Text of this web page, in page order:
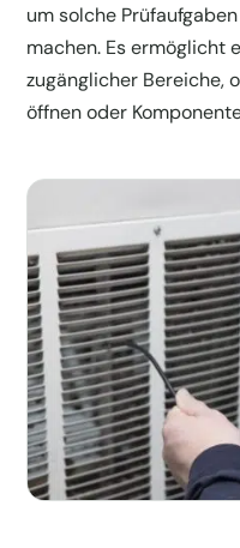
um solche
machen. Es ermöglicht
zugänglicher Bereiche,
öffnen oder